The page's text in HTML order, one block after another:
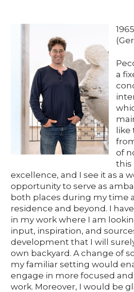
a
of
this
excellence, and I see it as a
opportunity to serve as
both places during my time
residence and beyond. I
in my work where I am
input, inspiration, and
development that I will
own backyard. A change of
my familiar setting would
engage in more focused
work. Moreover, I would be